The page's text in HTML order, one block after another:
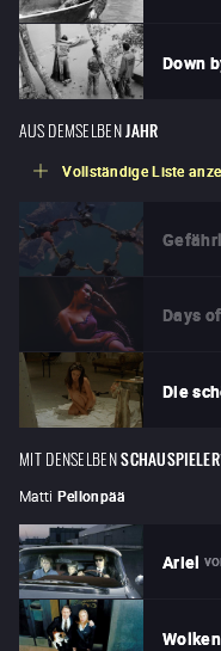
Down
AUS DEMSELBENJAHR
Vollständige Liste
Days
Die
MIT DENSELBEN
Matti Pellonpää
Ariel